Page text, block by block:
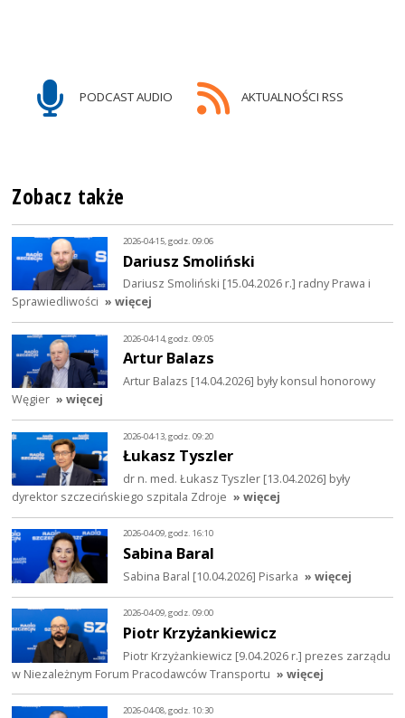
PODCAST AUDIO AKTUALNOŚCI RSS
Zobacz także
2026-04-15, godz. 09:06
Dariusz Smoliński
Dariusz Smoliński [15.04.2026 r.] radny Prawa i
Sprawiedliwości » więcej
2026-04-14, godz. 09:05
Artur Balazs
Artur Balazs [14.04.2026] były konsul honorowy
Węgier » więcej
2026-04-13, godz. 09:20
Łukasz Tyszler
dr n. med. Łukasz Tyszler [13.04.2026] były
dyrektor szczecińskiego szpitala Zdroje » więcej
2026-04-09, godz. 16:10
Sabina Baral
Sabina Baral [10.04.2026] Pisarka » więcej
2026-04-09, godz. 09:00
Piotr Krzyżankiewicz
Piotr Krzyżankiewicz [9.04.2026 r.] prezes zarządu
w Niezależnym Forum Pracodawców Transportu » więcej
2026-04-08, godz. 10:30